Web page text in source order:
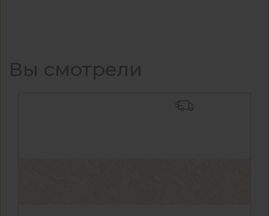
Вы смотрели